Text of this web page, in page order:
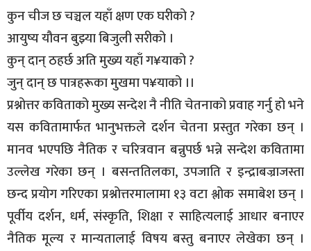
कुन चीज छ चञ्चल यहाँ क्षण एक घरीको ?
आयुष्य यौवन बुझ्या बिजुली सरीको ।
कुन् दान् ठहर्छ अति मुख्य यहाँ ग¥याको ?
जुन् दान् छ पात्रहरूका मुखमा प¥याको ।।
प्रश्नोत्तर कविताको मुख्य सन्देश नै नीति चेतनाको प्रवाह गर्नु हो भने
यस कवितामार्फत भानुभक्तले दर्शन चेतना प्रस्तुत गरेका छन् ।
मानव भएपछि नैतिक र चरित्रवान बन्नुपर्छ भन्ने सन्देश कवितामा
उल्लेख गरेका छन् । बसन्ततिलका, उपजाति र इन्द्राबज्राजस्ता
छन्द प्रयोग गरिएका प्रश्नोत्तरमालामा १३ वटा श्लोक समाबेश छन् ।
पूर्वीय दर्शन, धर्म, संस्कृति, शिक्षा र साहित्यलाई आधार बनाएर
नैतिक मूल्य र मान्यतालाई विषय बस्तु बनाएर लेखेका छन् ।